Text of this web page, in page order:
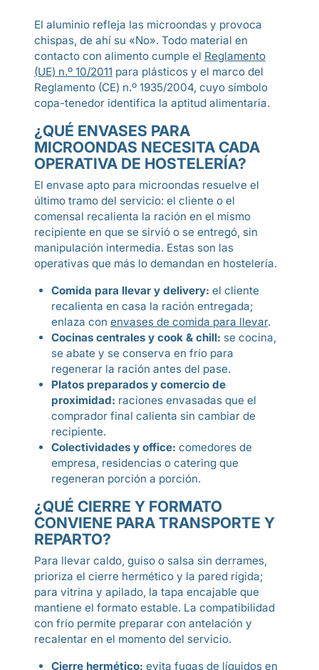
El aluminio refleja las microondas y provoca
chispas, de ahí su «No». Todo material en
contacto con alimento cumple el Reglamento
(UE) n.º 10/2011 para plásticos y el marco del
Reglamento (CE) n.º 1935/2004, cuyo símbolo
copa-tenedor identifica la aptitud alimentaria.
¿QUÉ ENVASES PARA
MICROONDAS NECESITA CADA
OPERATIVA DE HOSTELERÍA?
El envase apto para microondas resuelve el
último tramo del servicio: el cliente o el
comensal recalienta la ración en el mismo
recipiente en que se sirvió o se entregó, sin
manipulación intermedia. Estas son las
operativas que más lo demandan en hostelería.
Comida para llevar y delivery: el cliente
recalienta en casa la ración entregada;
enlaza con envases de comida para llevar.
Cocinas centrales y cook & chill: se cocina,
se abate y se conserva en frío para
regenerar la ración antes del pase.
Platos preparados y comercio de
proximidad: raciones envasadas que el
comprador final calienta sin cambiar de
recipiente.
Colectividades y office: comedores de
empresa, residencias o catering que
regeneran porción a porción.
¿QUÉ CIERRE Y FORMATO
CONVIENE PARA TRANSPORTE Y
REPARTO?
Para llevar caldo, guiso o salsa sin derrames,
prioriza el cierre hermético y la pared rígida;
para vitrina y apilado, la tapa encajable que
mantiene el formato estable. La compatibilidad
con frío permite preparar con antelación y
recalentar en el momento del servicio.
Cierre hermético: evita fugas de líquidos en